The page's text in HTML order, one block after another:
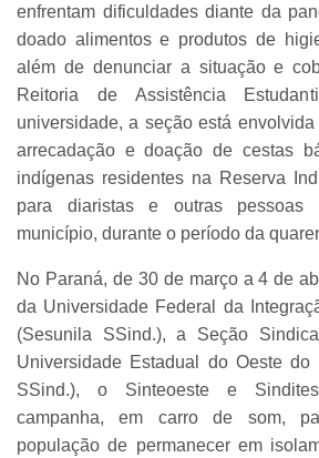
enfrentam dificuldades diante da
doado alimentos e produtos de
além de denunciar a situação e
Reitoria de Assistência
universidade, a seção está
arrecadação e doação de cestas
indígenas residentes na Reserva
para diaristas e outras pessoas
município, durante o período da
No Paraná, de 30 de março a 4 de
da Universidade Federal da
(Sesunila SSind.), a Seção
Universidade Estadual do Oeste do
SSind.), o Sinteoeste e
campanha, em carro de som,
população de permanecer em